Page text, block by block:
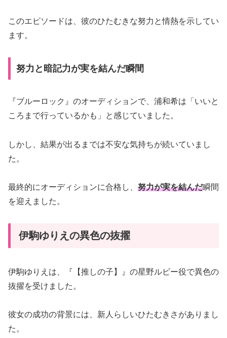
このエピソードは、彼のひたむきな努力と情熱を示してい
ます。
努力と暗記力が実を結んだ瞬間
『ブルーロック』のオーディションで、浦和希は「いいと
ころまで行っているかも」と感じていました。
しかし、結果が出るまでは不安な気持ちが続いていまし
た。
最終的にオーディションに合格し、努力が実を結んだ瞬間
を迎えました。
伊駒ゆりえの異色の抜擢
伊駒ゆりえは、『【推しの子】』の星野ルビー役で異色の
抜擢を受けました。
彼女の成功の背景には、新人らしいひたむきさがありまし
た。